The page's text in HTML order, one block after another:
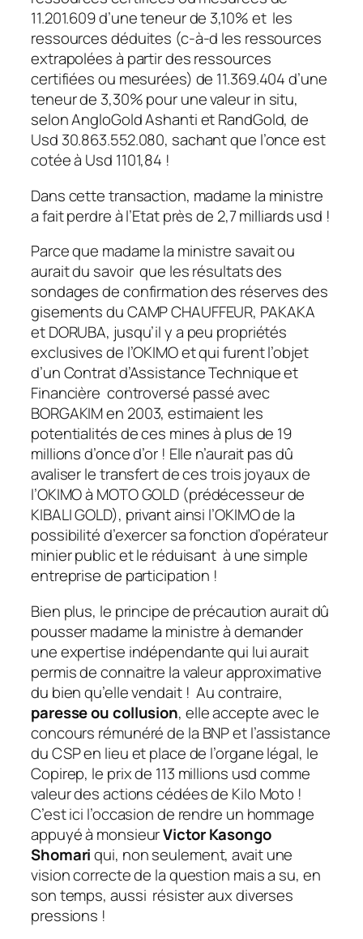
11.201.609 d’une teneur de 3,10% et les
ressources déduites (c-à-d les ressources
extrapolées à partir des ressources
certifiées ou mesurées) de 11.369.404 d’une
teneur de 3,30% pour une valeurin situ,
selon AngloGold Ashanti et RandGold,de
Usd 30.863.552.080, sachant que l’once est
cotée à Usd 1101,84 !
Dans cette transaction, madame la ministre
a fait perdre à l’Etat près de 2,7 milliards usd !
Parce que madame la ministre savait ou
aurait du savoir que les résultats des
sondages de confirmation des réserves des
gisements du CAMP CHAUFFEUR, PAKAKA
et DORUBA, jusqu’il y a peu propriétés
exclusives de l’OKIMO et qui furent l’objet
d’un Contrat d’Assistance Technique et
Financière controversé passé avec
BORGAKIM en 2003, estimaient les
potentialités de ces mines à plus de 19
millions d’once d’or ! Elle n’aurait pas dû
avaliser le transfert de ces trois joyaux de
l’OKIMO à MOTO GOLD (prédécesseur de
KIBALI GOLD), privant ainsi l’OKIMO de la
possibilité d’exercer sa fonction d’opérateur
minier public et le réduisant à une simple
entreprise de participation !
Bien plus, le principe de précaution aurait dû
pousser madame la ministre à demander
une expertise indépendante qui lui aurait
permis de connaitre la valeur approximative
du bien qu’elle vendait ! Au contraire,
paresse ou collusion, elle accepte avec le
concours rémunéré de la BNP et l’assistance
du CSP en lieu et place de l’organe légal, le
Copirep, le prix de 113 millions usd comme
valeur des actions cédées de Kilo Moto !
C’est ici l’occasion de rendre un hommage
appuyé à monsieurVictor Kasongo
Shomariqui, non seulement, avait une
vision correcte de la question mais a su, en
son temps, aussi résister aux diverses
pressions !